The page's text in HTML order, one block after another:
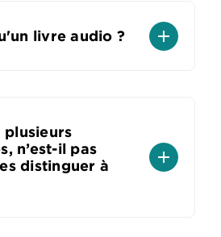
livre audio ? add
plusieurs
n’est-il pas
distinguer à
add